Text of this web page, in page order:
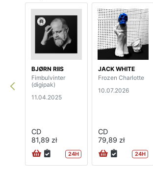
BJØRN RIIS
Fimbulvinter
(digipak)
11.04.2025
CD
81,89 zł
24H
JACK WHITE
Frozen Charlotte
10.07.2026
CD
79,89 zł
24H